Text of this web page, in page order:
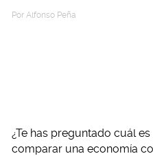
Por Alfonso Peña
¿Te has preguntado cuál
comparar una economía